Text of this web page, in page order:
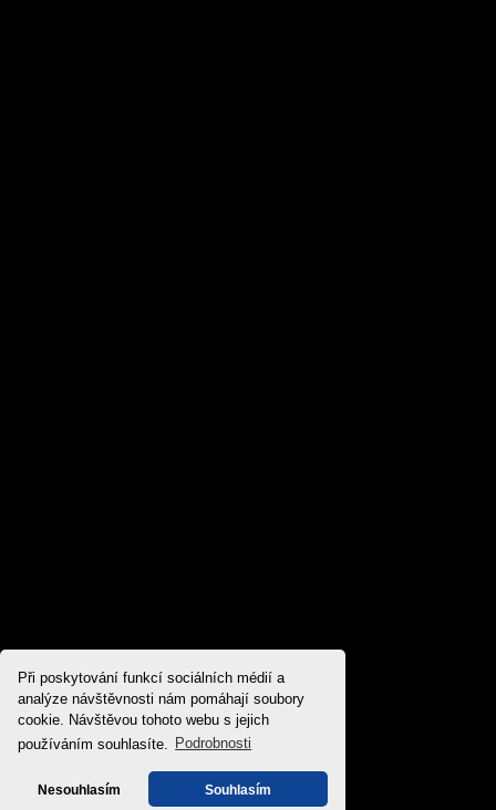
Při poskytování funkcí sociálních médií a
analýze návštěvnosti nám pomáhají soubory
cookie. Návštěvou tohoto webu s jejich
používáním souhlasíte.
Podrobnosti
Nesouhlasím Souhlasím